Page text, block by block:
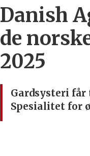
Danish
de
2025
Gardsysteri
Spesialitet for